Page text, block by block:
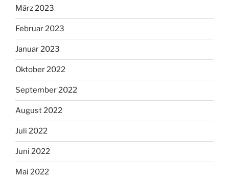
März 2023
Februar 2023
Januar 2023
Oktober 2022
September 2022
August 2022
Juli 2022
Juni 2022
Mai 2022